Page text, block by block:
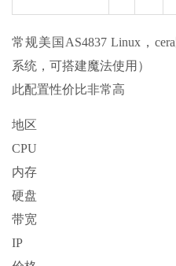
常规美国AS4837 Linux，
系统，可搭建魔法使用）
此配置性价比非常高
地区
CPU
内存
硬盘
带宽
IP